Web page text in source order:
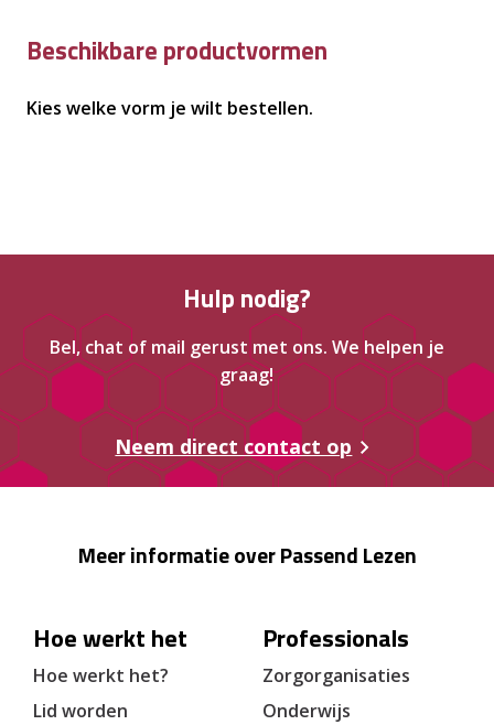
Beschikbare productvormen
Kies welke vorm je wilt bestellen.
Hulp nodig?
Bel, chat of mail gerust met ons. We helpen je
graag!
Neem direct contact op
Meer informatie over Passend Lezen
Hoe werkt het
Hoe werkt het?
Lid worden
Professionals
Zorgorganisaties
Onderwijs